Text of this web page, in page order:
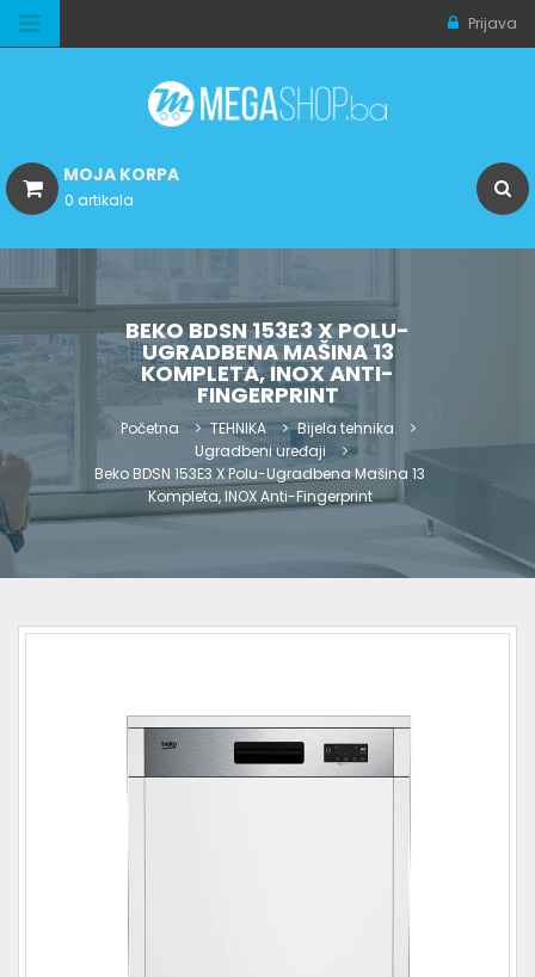
Prijava
MOJA KORPA
0 artikala
BEKO BDSN 153E3 X POLU-
UGRADBENA MAŠINA 13
KOMPLETA, INOX ANTI-
FINGERPRINT
Početna TEHNIKA
Bijela tehnika
Ugradbeni uređaji
Beko BDSN 153E3 X Polu-Ugradbena Mašina 13
Kompleta, INOX Anti-Fingerprint